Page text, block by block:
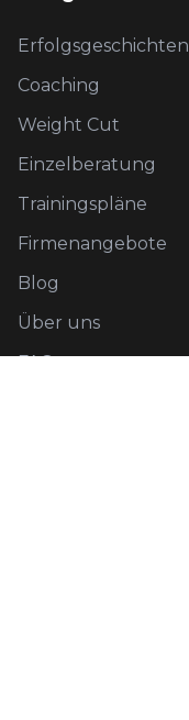
Erfolgsgeschichten
Coaching
Weight Cut
Einzelberatung
Trainingspläne
Firmenangebote
Blog
Über uns
FAQ